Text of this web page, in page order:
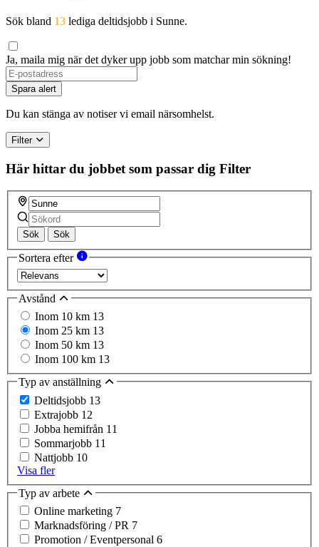
Sök bland 13 lediga deltidsjobb i Sunne.
Ja, maila mig när det dyker upp jobb som matchar min sökning!
If
you
are
a
ignore
this
field
Spara alert
Du kan stänga av notiser vi email närsomhelst.
Filter
Här hittar du jobbet som passar dig Filter
Sök Sök
Sortera efter
Avstånd
Inom 10 km 13
Inom 25 km 13
Inom 50 km 13
Inom 100 km 13
Typ av anställning
Deltidsjobb 13
Extrajobb 12
Jobba hemifrån 11
Sommarjobb 11
Nattjobb 10
Visa fler
Typ av arbete
Online marketing 7
Marknadsföring / PR 7
Promotion / Eventpersonal 6